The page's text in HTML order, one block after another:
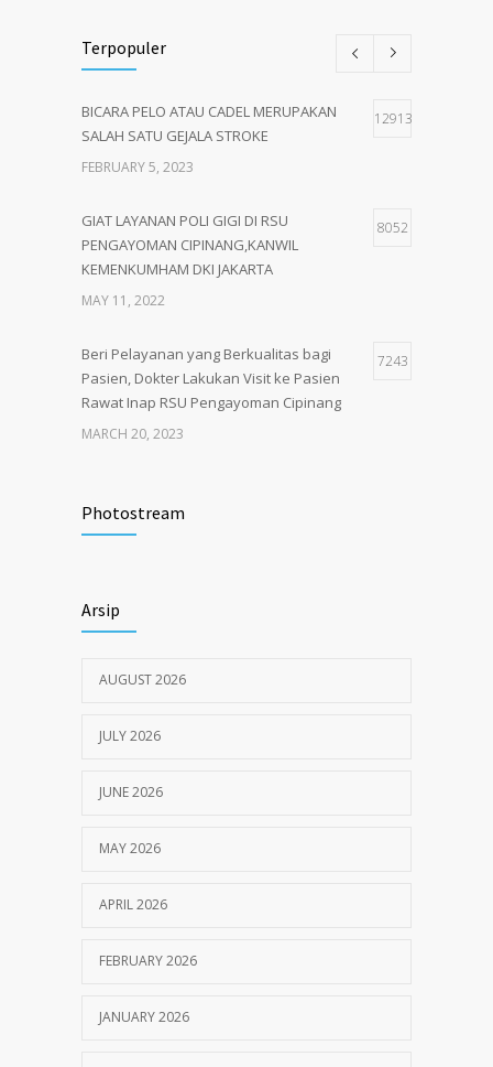
Terpopuler
BICARA PELO ATAU CADEL MERUPAKAN
SALAH SATU GEJALA STROKE
12913
FEBRUARY 5, 2023
GIAT LAYANAN POLI GIGI DI RSU
PENGAYOMAN CIPINANG,KANWIL
KEMENKUMHAM DKI JAKARTA
8052
MAY 11, 2022
Beri Pelayanan yang Berkualitas bagi
Pasien, Dokter Lakukan Visit ke Pasien
Rawat Inap RSU Pengayoman Cipinang
7243
MARCH 20, 2023
RSU Pengayoman
Photostream
Arsip
AUGUST 2026
JULY 2026
JUNE 2026
MAY 2026
APRIL 2026
FEBRUARY 2026
JANUARY 2026